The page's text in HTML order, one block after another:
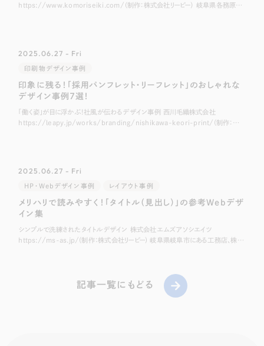
https://www.komoriseiki.com/（制作：株式会社リーピー） 岐阜県各務原市
2025.06.27 - Fri
印刷物デザイン事例
印象に残る！「採用パンフレット・リーフレット」のおしゃれな
デザイン事例7選！
「働く姿」が目に浮かぶ！社風が伝わるデザイン事例 西川毛織株式会社
https://leapy.jp/works/branding/nishikawa-keori-print/(制作：株
2025.06.27 - Fri
HP・Webデザイン事例 レイアウト事例
メリハリで読みやすく！「タイトル（見出し）」の参考Webデザ
イン集
シンプルで洗練されたタイトルデザイン 株式会社エムズアソシエイツ
https://ms-as.jp/(制作：株式会社リーピー) 岐阜県岐阜市にある工務店、株式
記事一覧にもどる